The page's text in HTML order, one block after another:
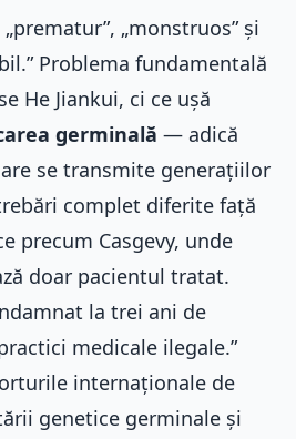
„monstruos” și
Problema fundamentală
He Jiankui, ci ce ușă
germinală — adică
se transmite generațiilor
complet diferite față
precum Casgevy, unde
doar pacientul tratat.
la trei ani de
medicale ilegale.”
internaționale de
genetice germinale și